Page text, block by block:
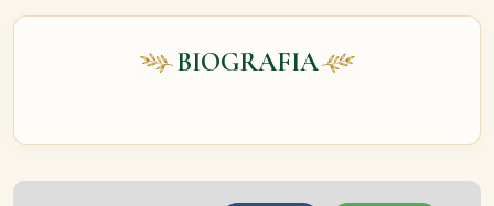
BIOGRAFIA